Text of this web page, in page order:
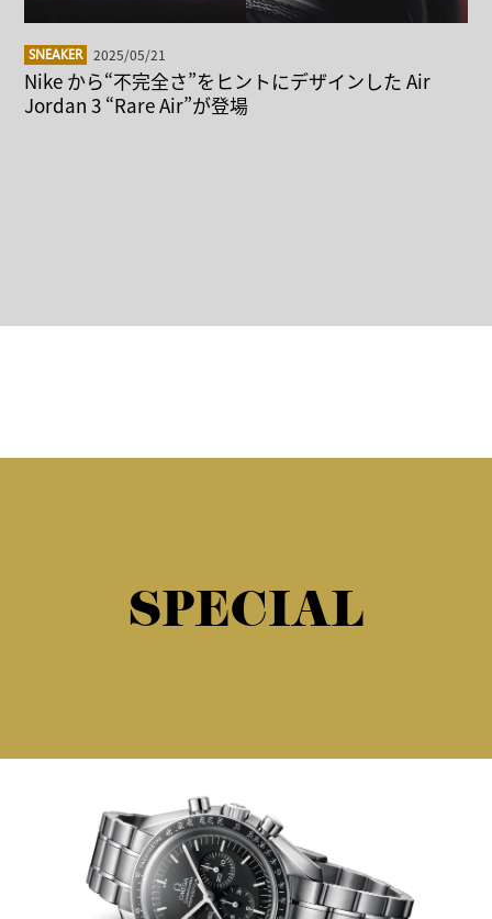
SNEAKER 2025/05/21
Nike から“不完全さ”をヒントにデザインした Air
Jordan 3 “Rare Air”が登場
SPECIAL